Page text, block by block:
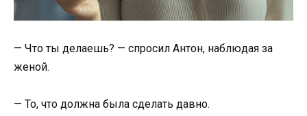
— Что ты делаешь? — спросил Антон, наблюдая за
женой.
— То, что должна была сделать давно.